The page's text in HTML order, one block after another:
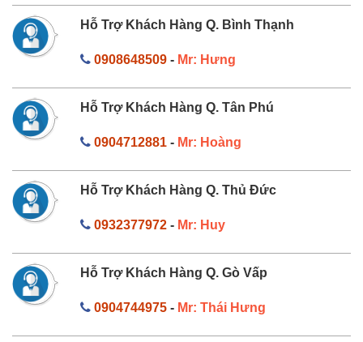
Hỗ Trợ Khách Hàng Q. Bình Thạnh
0908648509- Mr: Hưng
Hỗ Trợ Khách Hàng Q. Tân Phú
0904712881- Mr: Hoàng
Hỗ Trợ Khách Hàng Q. Thủ Đức
0932377972- Mr: Huy
Hỗ Trợ Khách Hàng Q. Gò Vấp
0904744975- Mr: Thái Hưng